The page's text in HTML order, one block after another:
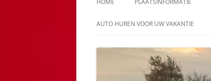
HOME PLAATSINFORMATIE
AUTO HUREN VOOR UW VAKANTIE